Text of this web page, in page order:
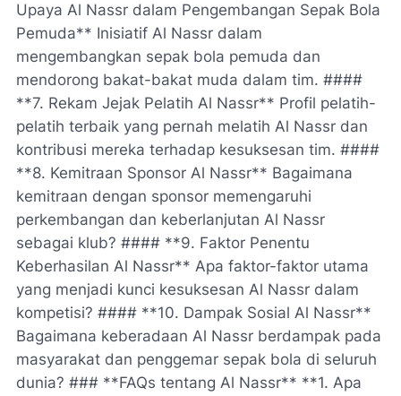
Upaya Al Nassr dalam Pengembangan Sepak Bola
Pemuda** Inisiatif Al Nassr dalam
mengembangkan sepak bola pemuda dan
mendorong bakat-bakat muda dalam tim. ####
**7. Rekam Jejak Pelatih Al Nassr** Profil pelatih-
pelatih terbaik yang pernah melatih Al Nassr dan
kontribusi mereka terhadap kesuksesan tim. ####
**8. Kemitraan Sponsor Al Nassr** Bagaimana
kemitraan dengan sponsor memengaruhi
perkembangan dan keberlanjutan Al Nassr
sebagai klub? #### **9. Faktor Penentu
Keberhasilan Al Nassr** Apa faktor-faktor utama
yang menjadi kunci kesuksesan Al Nassr dalam
kompetisi? #### **10. Dampak Sosial Al Nassr**
Bagaimana keberadaan Al Nassr berdampak pada
masyarakat dan penggemar sepak bola di seluruh
dunia? ### **FAQs tentang Al Nassr** **1. Apa